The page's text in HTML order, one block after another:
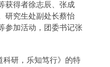
获得者徐志辰、张成
研究生处副处长蔡怡
参加活动，团委书记张
科研，乐知笃行》的特